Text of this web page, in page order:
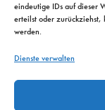
eindeutige IDs auf dieser
erteilst oder zurückziehst,
werden.
Dienste verwalten